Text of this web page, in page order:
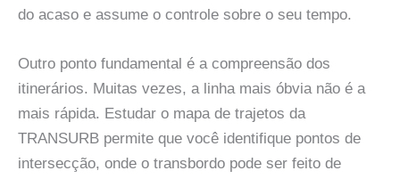
do acaso e assume o controle sobre o seu tempo.
Outro ponto fundamental é a compreensão dos
itinerários. Muitas vezes, a linha mais óbvia não é a
mais rápida. Estudar o mapa de trajetos da
TRANSURB permite que você identifique pontos de
intersecção, onde o transbordo pode ser feito de